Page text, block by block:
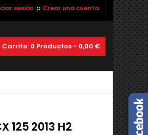
sesión o Crear una cuenta
Carrito: 0 Productos - 0,00 €
125 2013 H2